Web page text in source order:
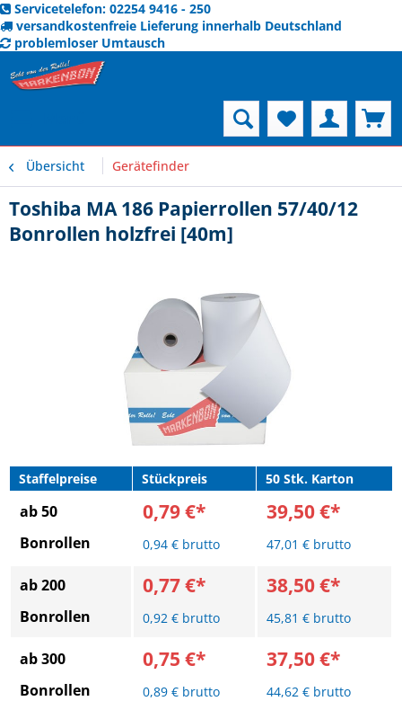
Servicetelefon: 02254 9416 - 250
versandkostenfreie Lieferung innerhalb Deutschland
problemloser Umtausch
Übersicht Gerätefinder
Toshiba MA 186 Papierrollen 57/40/12
Bonrollen holzfrei [40m]
Staffelpreise Stückpreis 50 Stk. Karton
ab 50
Bonrollen
0,79 €*
0,94 € brutto
39,50 €*
47,01 € brutto
ab 200
Bonrollen
0,77 €*
0,92 € brutto
38,50 €*
45,81 € brutto
ab 300
Bonrollen
0,75 €*
0,89 € brutto
37,50 €*
44,62 € brutto